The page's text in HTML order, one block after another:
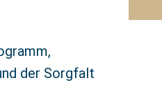
der Sorgfalt